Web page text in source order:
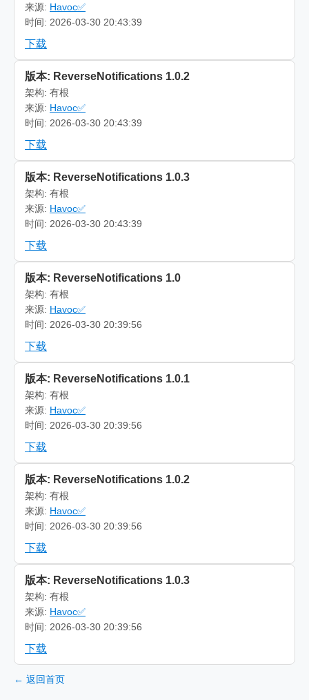
来源: Havoc✅
时间: 2026-03-30 20:43:39
下载
版本: ReverseNotifications 1.0.2
架构: 有根
来源: Havoc✅
时间: 2026-03-30 20:43:39
下载
版本: ReverseNotifications 1.0.3
架构: 有根
来源: Havoc✅
时间: 2026-03-30 20:43:39
下载
版本: ReverseNotifications 1.0
架构: 有根
来源: Havoc✅
时间: 2026-03-30 20:39:56
下载
版本: ReverseNotifications 1.0.1
架构: 有根
来源: Havoc✅
时间: 2026-03-30 20:39:56
下载
版本: ReverseNotifications 1.0.2
架构: 有根
来源: Havoc✅
时间: 2026-03-30 20:39:56
下载
版本: ReverseNotifications 1.0.3
架构: 有根
来源: Havoc✅
时间: 2026-03-30 20:39:56
下载
← 返回首页